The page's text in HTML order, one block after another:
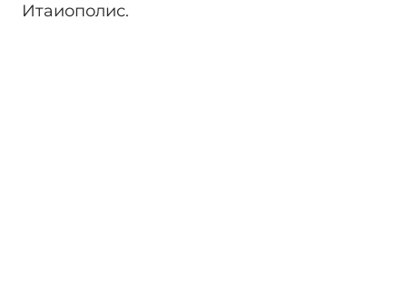
Итаиополис.